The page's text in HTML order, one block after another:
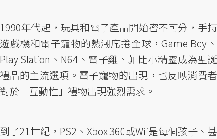
1990年代起，玩具和電子產品開始密不可分，手持
遊戲機和電子寵物的熱潮席捲全球，Game Boy、
Play Station、N64、電子雞、菲比小精靈成為聖誕
禮品的主流選項。電子寵物的出現，也反映消費者
對於「互動性」禮物出現強烈需求。
到了21世紀，PS2、Xbox 360或Wii是每個孩子、甚